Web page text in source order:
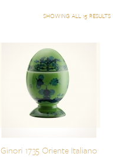
SHOWING ALL 15 RESULTS
Ginori 1735 Oriente Italiano